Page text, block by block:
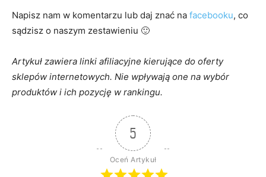
Napisz nam w komentarzu lub daj znać na facebooku, co
sądzisz o naszym zestawieniu 🙂
Artykuł zawiera linki afiliacyjne kierujące do oferty
sklepów internetowych. Nie wpływają one na wybór
produktów i ich pozycję w rankingu.
5
Oceń Artykuł